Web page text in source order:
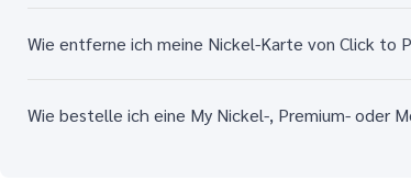
Wie entferne ich meine Nickel-Karte von Click to
Wie bestelle ich eine My Nickel-, Premium- oder